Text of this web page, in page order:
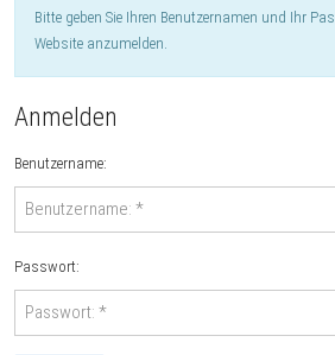
Bitte geben Sie Ihren Benutzernamen und Ihr
Website anzumelden.
Anmelden
Benutzername:
Passwort: